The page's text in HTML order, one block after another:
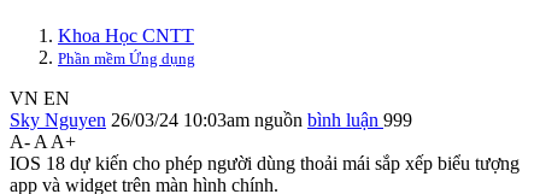
Khoa Học CNTT
Phần mềm Ứng dụng
VN EN
Sky Nguyen 26/03/24 10:03am nguồn bình luận 999
A- A A+
IOS 18 dự kiến cho phép người dùng thoải mái sắp xếp biểu tượng
app và widget trên màn hình chính.